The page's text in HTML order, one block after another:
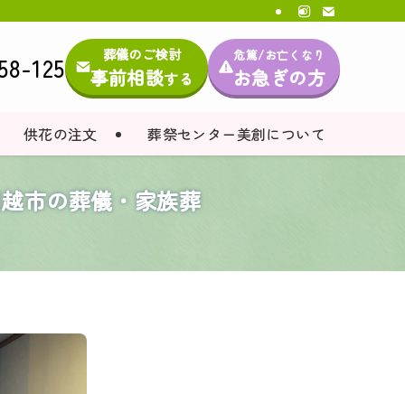
供花の注文 葬祭センター美創について
125 葬儀のご検討
事前相談する
危篤/お亡くなり
お急ぎの方
市の葬儀・家族葬